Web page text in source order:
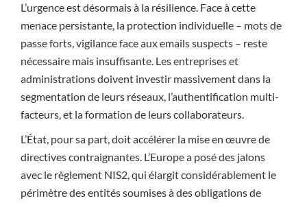
L’urgence est désormais à la résilience. Face à cette
menace persistante, la protection individuelle – mots de
passe forts, vigilance face aux emails suspects – reste
nécessaire mais insuffisante. Les entreprises et
administrations doivent investir massivement dans la
segmentation de leurs réseaux, l’authentification multi-
facteurs, et la formation de leurs collaborateurs.
L’État, pour sa part, doit accélérer la mise en œuvre de
directives contraignantes. L’Europe a posé des jalons
avec le règlement NIS2, qui élargit considérablement le
périmètre des entités soumises à des obligations de